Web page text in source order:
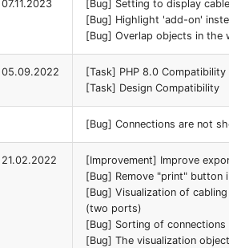
07.11.2023
[Bug] Setting to display
[Bug] Highlight 'add-on'
[Bug] Overlap objects in the
05.09.2022
[Task] PHP 8.0 Compatibility
[Task] Design Compatibility
[Bug] Connections are not
21.02.2022
[Improvement] Improve
[Bug] Remove "print" button
[Bug] Visualization of
(two ports)
[Bug] Sorting of
[Bug] The visualization